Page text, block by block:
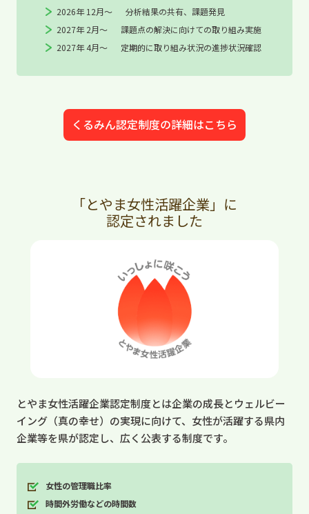
2026年 12月～
分析結果の共有、課題発見
2027年 2月～
課題点の解決に向けての取り組み実施
2027年 4月～
定期的に取り組み状況の進捗状況確認
くるみん認定制度の詳細はこちら
「とやま女性活躍企業」に
認定されました
とやま女性活躍企業認定制度とは企業の成長とウェルビー
イング（真の幸せ）の実現に向けて、女性が活躍する県内
企業等を県が認定し、広く公表する制度です。
女性の管理職比率
時間外労働などの時間数